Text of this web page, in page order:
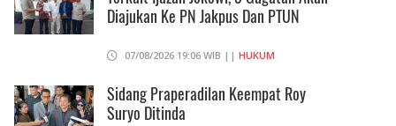
Diajukan Ke PN Jakpus Dan PTUN
07/08/2026 19:06 WIB || HUKUM
Sidang Praperadilan Keempat Roy
Suryo Ditinda